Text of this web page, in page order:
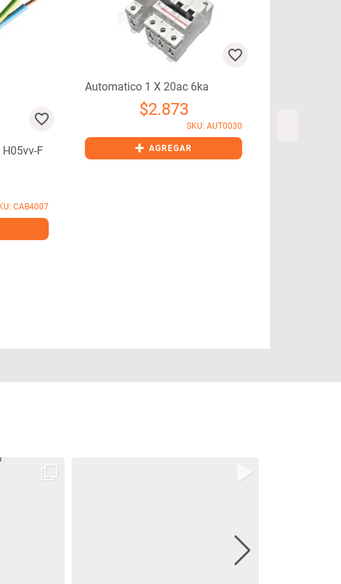
F
CAB4007
Automatico 1 X 20ac 6ka
$2.873
SKU: AUT0030
+ AGREGAR